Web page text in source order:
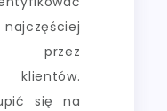
przez
się na